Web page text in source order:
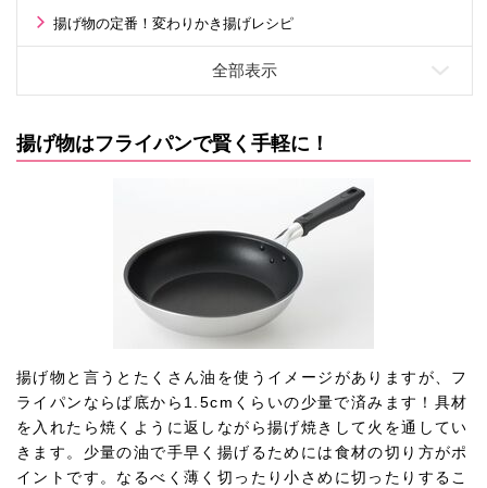
揚げ物の定番！変わりかき揚げレシピ
揚げ物はフライパンで賢く手軽に！
揚げ物と言うとたくさん油を使うイメージがありますが、フ
ライパンならば底から1.5cmくらいの少量で済みます！具材
を入れたら焼くように返しながら揚げ焼きして火を通してい
きます。少量の油で手早く揚げるためには食材の切り方がポ
イントです。なるべく薄く切ったり小さめに切ったりするこ